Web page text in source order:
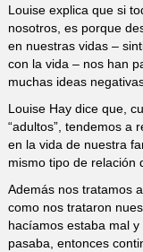
Louise explica que si
nosotros, es porque
en nuestras vidas –
con la vida – nos han
muchas ideas
Louise Hay dice que,
“adultos”, tendemos a
en la vida de nuestra
mismo tipo de relación
Además nos tratamos
como nos trataron
hacíamos estaba mal
pasaba, entonces